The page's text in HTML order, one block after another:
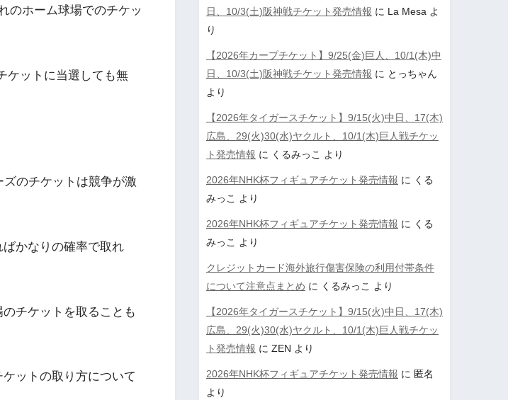
のホーム球場でのチケッ
ケットに当選しても無
のチケットは競争が激
かなりの確率で取れ
チケットを取ることも
ットの取り方について
日、10/3(土)阪神戦チケット発売情報 に La Mesa よ
り
【2026年カープチケット】9/25(金)巨人、10/1(木)中
日、10/3(土)阪神戦チケット発売情報 に とっちゃん
より
【2026年タイガースチケット】9/15(火)中日、17(木)
広島、29(火)30(水)ヤクルト、10/1(木)巨人戦チケッ
ト発売情報 に くるみっこ より
2026年NHK杯フィギュアチケット発売情報 に くる
みっこ より
2026年NHK杯フィギュアチケット発売情報 に くる
みっこ より
クレジットカード海外旅行傷害保険の利用付帯条件
について注意点まとめ に くるみっこ より
【2026年タイガースチケット】9/15(火)中日、17(木)
広島、29(火)30(水)ヤクルト、10/1(木)巨人戦チケッ
ト発売情報 に ZEN より
2026年NHK杯フィギュアチケット発売情報 に 匿名
より